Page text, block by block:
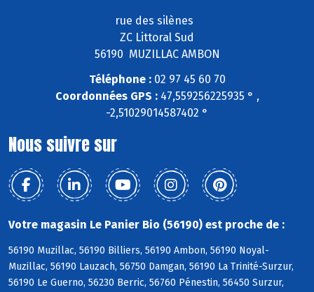
rue des silènes
ZC Littoral Sud
56190 MUZILLAC AMBON
Téléphone :02 97 45 60 70
Coordonnées GPS :47,559256225935 ° ,
-2,51029014587402 °
Nous suivre sur
Votre magasin Le Panier Bio (56190) est proche de :
56190 Muzillac, 56190 Billiers, 56190 Ambon, 56190 Noyal-
Muzillac, 56190 Lauzach, 56750 Damgan, 56190 La Trinité-Surzur,
56190 Le Guerno, 56230 Berric, 56760 Pénestin, 56450 Surzur,